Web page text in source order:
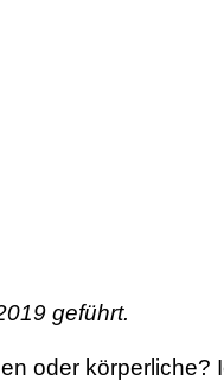
geführt.
oder körperliche?